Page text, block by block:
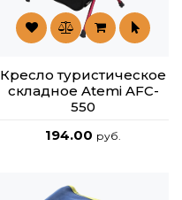
Кресло туристическое
складное Atemi AFC-
550
194.00 руб.